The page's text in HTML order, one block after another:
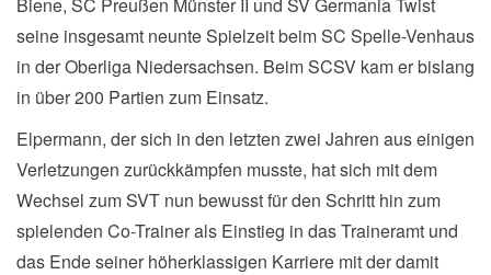
seine insgesamt neunte Spielzeit beim SC Spelle-Venhaus
in der Oberliga Niedersachsen. Beim SCSV kam er bislang
in über 200 Partien zum Einsatz.
Elpermann, der sich in den letzten zwei Jahren aus einigen
Verletzungen zurückkämpfen musste, hat sich mit dem
Wechsel zum SVT nun bewusst für den Schritt hin zum
spielenden Co-Trainer als Einstieg in das Traineramt und
das Ende seiner höherklassigen Karriere mit der damit